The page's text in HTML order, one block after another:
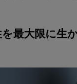
最大限に生